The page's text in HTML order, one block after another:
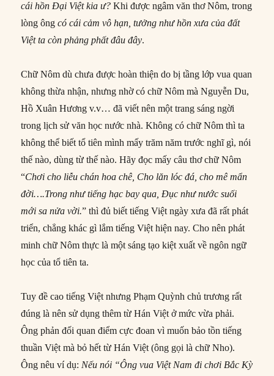
cái hồn Đại Việt kia ư? Khi được ngâm văn thơ Nôm, trong
lòng ôngcó cái cảm vô hạn, tưởng như hồn xưa của đất
Việt ta còn phảng phất đâu đây.
Chữ Nôm dù chưa được hoàn thiện do bị tầng lớp vua quan
không thừa nhận, nhưng nhờ có chữ Nôm mà Nguyễn Du,
Hồ Xuân Hương v.v… đã viết nên một trang sáng ngời
trong lịch sử văn học nước nhà. Không có chữ Nôm thì ta
không thể biết tổ tiên mình mấy trăm năm trước nghĩ gì, nói
thế nào, dùng từ thế nào. Hãy đọc mấy câu thơ chữ Nôm
“Chơi cho liễu chán hoa chê, Cho lăn lóc đá, cho mê mẩn
đời….Trong nhưtiếng hạc bay qua, Đục nhưnước suối
mới sa nửa vời.” thì đủ biết tiếng Việt ngày xưa đã rất phát
triển, chẳng khác gì lắm tiếng Việt hiện nay. Cho nên phát
minh chữ Nôm thực là một sáng tạo kiệt xuất về ngôn ngữ
học của tổ tiên ta.
Tuy đề cao tiếng Việt nhưng Phạm Quỳnh chủ trương rất
đúng là nên sử dụng thêm từ Hán Việt ở mức vừa phải.
Ông phản đối quan điểm cực đoan vì muốn bảo tồn tiếng
thuần Việt mà bỏ hết từ Hán Việt (ông gọi là chữ Nho).
Ông nêu ví dụ:Nếu nói “Ông vua Việt Nam đi chơi Bắc Kỳ